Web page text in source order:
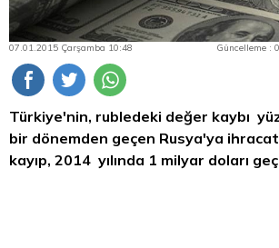
07.01.2015 Çarşamba 10:48 Güncelleme :
Türkiye'nin, rubledeki değer kaybı
bir dönemden geçen Rusya'ya
kayıp, 2014 yılında 1 milyar doları